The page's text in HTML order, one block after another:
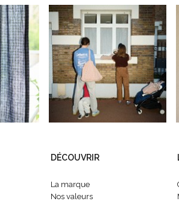
DÉCOUVRIR
La marque
Nos valeurs